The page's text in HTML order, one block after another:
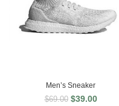
Men’s Sneaker
$69.00 $39.00